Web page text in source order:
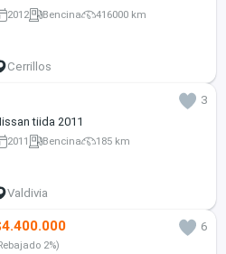
2012 Bencina 416000 km
Cerrillos
3
tiida 2011
2011 Bencina 185 km
Valdivia
6
2%)